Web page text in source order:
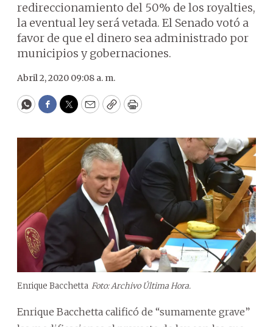
redireccionamiento del 50% de los royalties,
la eventual ley será vetada. El Senado votó a
favor de que el dinero sea administrado por
municipios y gobernaciones.
Abril 2, 2020 09:08 a. m.
WhatsApp
Facebook
Twitter
EmailCopyPrint
Enrique Bacchetta Foto: Archivo Última Hora.
Enrique Bacchetta calificó de “sumamente grave”